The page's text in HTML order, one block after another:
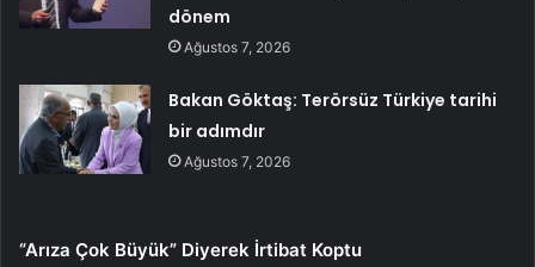
dönem
Ağustos 7, 2026
Bakan Göktaş: Terörsüz Türkiye tarihi
bir adımdır
Ağustos 7, 2026
“Arıza Çok Büyük” Diyerek İrtibat Koptu